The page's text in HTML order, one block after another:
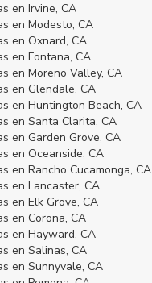
en Irvine, CA
en Modesto, CA
en Oxnard, CA
en Fontana, CA
en Moreno Valley, CA
en Glendale, CA
en Huntington Beach, CA
en Santa Clarita, CA
en Garden Grove, CA
en Oceanside, CA
en Rancho Cucamonga, CA
en Lancaster, CA
en Elk Grove, CA
en Corona, CA
en Hayward, CA
en Salinas, CA
en Sunnyvale, CA